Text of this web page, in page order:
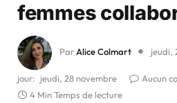
femmes
Par Alice Colmart jeudi,
jour: jeudi, 28 novembre
Aucun
4 Min Temps de lecture